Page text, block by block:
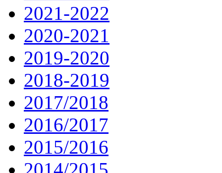
2021-2022
2020-2021
2019-2020
2018-2019
2017/2018
2016/2017
2015/2016